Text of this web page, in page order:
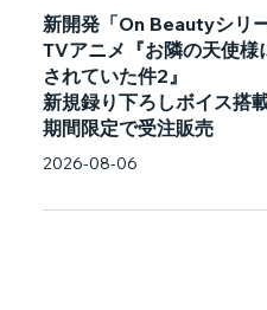
新開発「On Beautyシリ
TVアニメ『お隣の天使様
されていた件2』
新規録り下ろしボイス搭
期間限定で受注販売
2026-08-06